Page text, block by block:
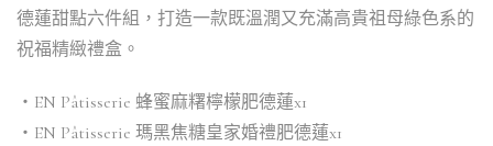
德蓮甜點六件組，打造一款既溫潤又充滿高貴祖母綠色系的
祝福精緻禮盒。
・EN Pâtisserie 蜂蜜麻糬檸檬肥德蓮x1
・EN Pâtisserie 瑪黑焦糖皇家婚禮肥德蓮x1